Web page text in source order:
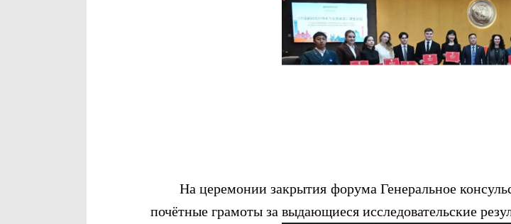
На церемонии закрытия форума Генеральное
почётные грамоты за выдающиеся исследовательские